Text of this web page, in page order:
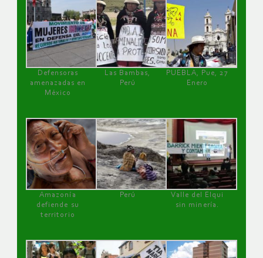
Defensoras
amenazadas en
México
Las Bambas,
Perú
PUEBLA, Pue, 27
Enero
Amazonía
defiende su
territorio
Perú
Valle del Elqui
sin minería.